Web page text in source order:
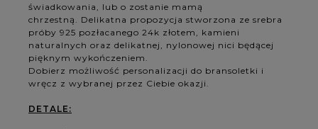
świadkowania, lub o zostanie mamą
chrzestną. Delikatna propozycja stworzona ze srebra
próby 925 pozłacanego 24k złotem, kamieni
naturalnych oraz delikatnej, nylonowej nici będącej
pięknym wykończeniem.
Dobierz możliwość personalizacji do bransoletki i
wręcz z wybranej przez Ciebie okazji.
DETALE: